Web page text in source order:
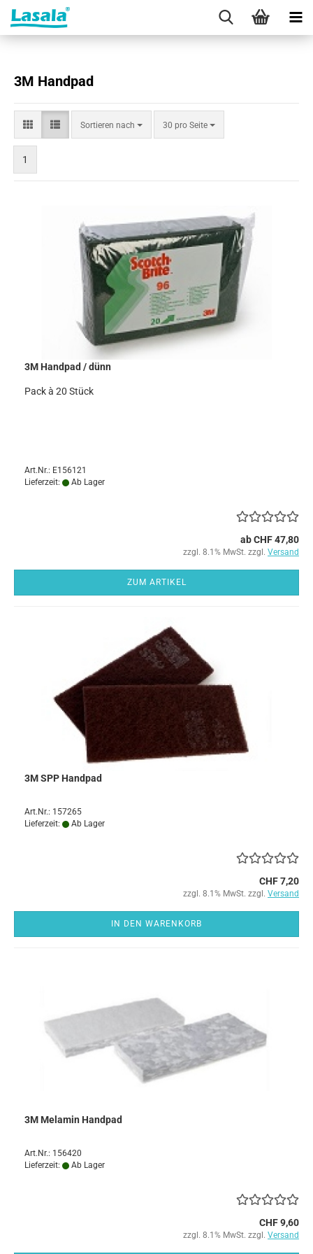
3M Handpad
Sortieren nach
Sortieren
nach
30 pro Seite
pro Seite
1
3M Handpad / dünn
Pack à 20 Stück
Art.Nr.: E156121
Lieferzeit:
Ab Lager
ab CHF 47,80
zzgl. 8.1% MwSt. zzgl. Versand
ZUM ARTIKEL
3M SPP Handpad
Art.Nr.: 157265
Lieferzeit:
Ab Lager
CHF 7,20
zzgl. 8.1% MwSt. zzgl. Versand
IN DEN WARENKORB
3M Melamin Handpad
Art.Nr.: 156420
Lieferzeit:
Ab Lager
CHF 9,60
zzgl. 8.1% MwSt. zzgl. Versand